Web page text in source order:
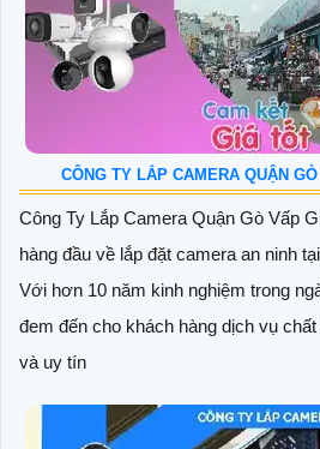
CÔNG TY LẮP CAMERA QUẬN
Công Ty Lắp Camera Quận Gò Vấp
hàng đầu về lắp đặt camera an ninh
Với hơn 10 năm kinh nghiệm trong
đem đến cho khách hàng dịch vụ
và uy tín